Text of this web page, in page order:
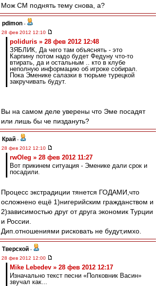
Мож СМ поднять тему снова, а?
pdimon -
28 фев 2012 12:10
poliduris » 28 фев 2012 12:48
ЗЯБЛИК, Да чего там объяснять - это
Карпину потом надо будет Федуну что-то
втирать, да и остальным .. кто в клубе
неполную информацию об игроке собирал.
Пока Эменике салазки в тюрьме турецкой
закручивать будут.
Вы на самом деле уверены что Эме посадят
или лишь бы че пиздануть?
Край -
28 фев 2012 12:10
rwOleg » 28 фев 2012 11:27
Вот прикинем ситуация - Эменике дали срок и
посадили.
Процесс экстрадиции тянется ГОДАМИ,что
осложнено ещё 1)нигерийским гражданством и
2)зависимостью друг от друга экономик Турции
и России.
Дип.отношениями рисковать не будут,имхо.
Тверской -
28 фев 2012 12:00
Mike Lebedev » 28 фев 2012 12:17
Изначально текст песни «Полковник Васин»
звучал как...